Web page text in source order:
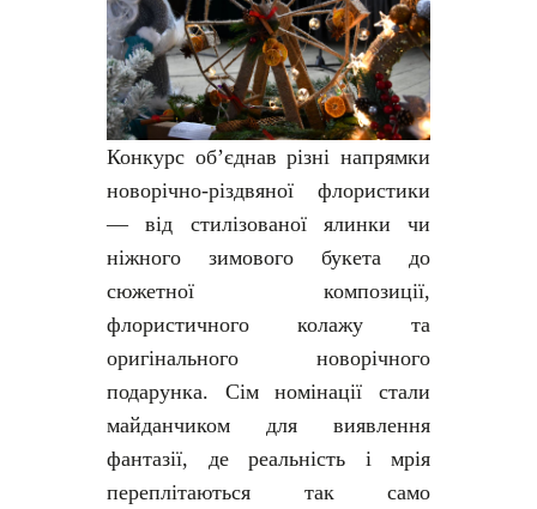
Конкурс об’єднав різні напрямки
новорічно-різдвяної флористики
— від стилізованої ялинки чи
ніжного зимового букета до
сюжетної композиції,
флористичного колажу та
оригінального новорічного
подарунка. Сім номінації стали
майданчиком для виявлення
фантазії, де реальність і мрія
переплітаються так само